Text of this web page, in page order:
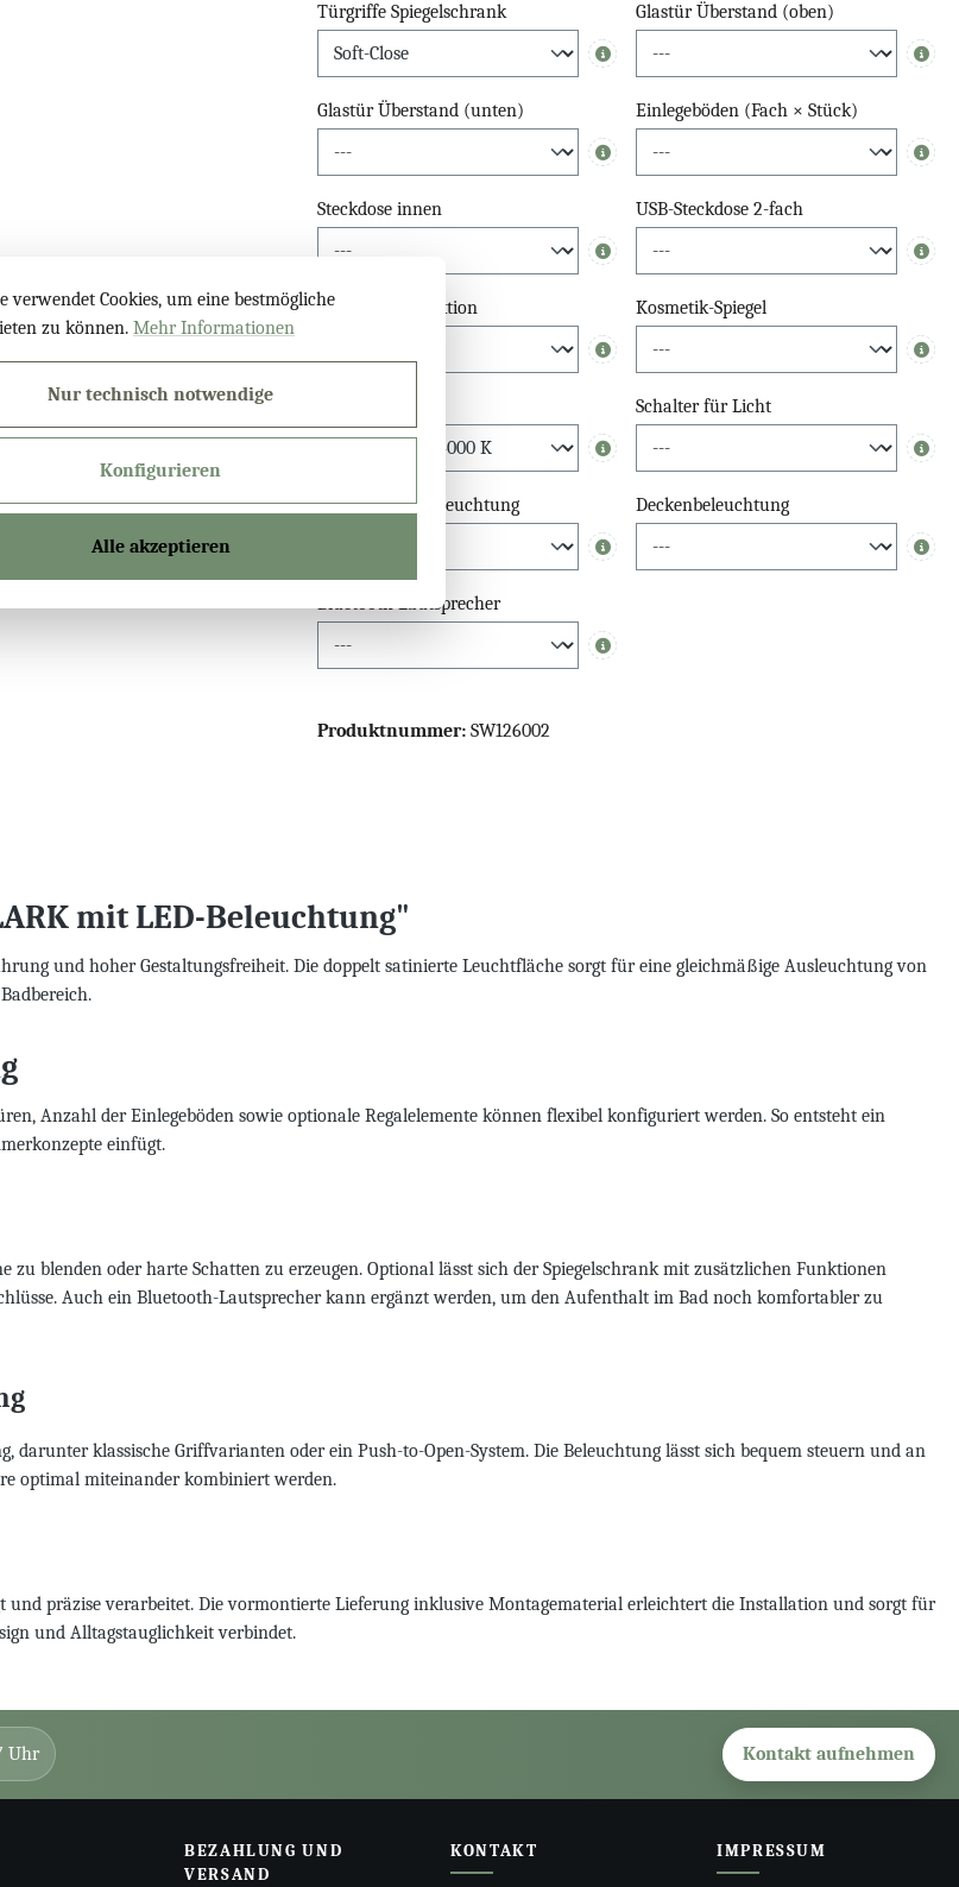
Türgriffe Spiegelschrank
Info
Glastür Überstand (oben)
Info
Glastür Überstand (unten)
Info
Einlegeböden (Fach × Stück)
Info
Steckdose innen
Info
USB-Steckdose 2-fach
Info
Licht-Dimmfunktion
Info
Kosmetik-Spiegel
Info
Info
Schalter für Licht
Info
Waschbeckenbeleuchtung
Info
Deckenbeleuchtung
Info
Bluetooth Lautsprecher
Info
Produktnummer: SW126002
mit LED-Beleuchtung"
und hoher Gestaltungsfreiheit. Die doppelt satinierte Leuchtfläche sorgt für eine gleichmäßige Ausleuchtung von
Anzahl der Einlegeböden sowie optionale Regalelemente können flexibel konfiguriert werden. So entsteht ein
einfügt.
blenden oder harte Schatten zu erzeugen. Optional lässt sich der Spiegelschrank mit zusätzlichen Funktionen
Auch ein Bluetooth-Lautsprecher kann ergänzt werden, um den Aufenthalt im Bad noch komfortabler zu
klassische Griffvarianten oder ein Push-to-Open-System. Die Beleuchtung lässt sich bequem steuern und an
optimal miteinander kombiniert werden.
und präzise verarbeitet. Die vormontierte Lieferung inklusive Montagematerial erleichtert die Installation und sorgt für
und Alltagstauglichkeit verbindet.
Uhr Kontakt aufnehmen
BEZAHLUNG UND
VERSAND
KONTAKT IMPRESSUM
verwendet Cookies, um eine bestmögliche
zu können. Mehr Informationen
Nur technisch notwendige
Konfigurieren
Alle akzeptieren